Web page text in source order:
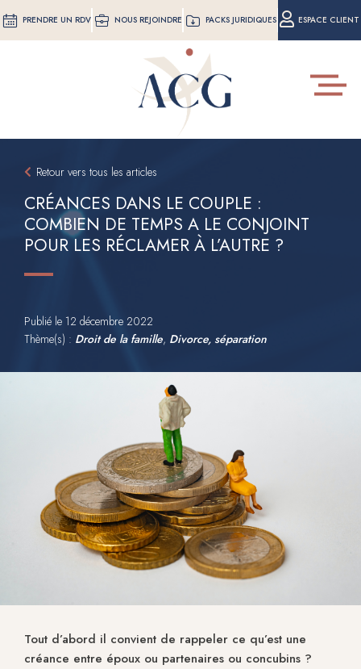
Aller
au
PRENDRE UN RDV NOUS REJOINDRE PACKS JURIDIQUES ESPACE CLIENT
Toggle
Retour vers tous les articles
CRÉANCES DANS LE COUPLE :
COMBIEN DE TEMPS A LE CONJOINT
POUR LES RÉCLAMER À L’AUTRE ?
Publié le 12 décembre 2022
Thème(s) : Droit de la famille, Divorce, séparation
Tout d’abord il convient de rappeler ce qu’est une
créance entre époux ou partenaires ou concubins ?